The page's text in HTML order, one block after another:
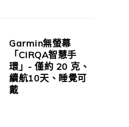
Garmin無螢幕
「CIRQA智慧手
環」- 僅約 20 克、
續航10天、睡覺可
戴